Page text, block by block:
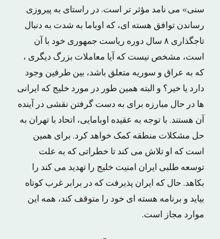
سنی» می نامد مؤثر تر است. در راستای به پیروزی
رساندن توافق هسته ای، که اوباما به شدت به دنبال
تاجگذاری ۸ سال دوره ریاست جمهوری خود با آن
است، مشخص نیست که آیا معاملات بزرگ دیگری ،
که به عراق و سوریه متعلق باشد، بین طرفین وجود
دارد یا خیر؟ و البته همین طور در مورد خلیج که ایرانی
ها در حال مبارزه برای به دست گرفتن نقشی در آینده
آن هستند. با توجه به عقیده اوبامایی، اتحاد با تهران به
حل مشکلات منطقه کمک خواهد کرد. برای همین
است که او تلاش می کند تا خطراتی که به علت
توسعه طلبی ایران امنیت خلیج را تهدید می کند را
بکاهد. حال که ایران پذیرفت که در برابر غرب کوتاه
بیاید و برنامه هسته ای خود را متوقف کند، همه این
موارد مجاز است.